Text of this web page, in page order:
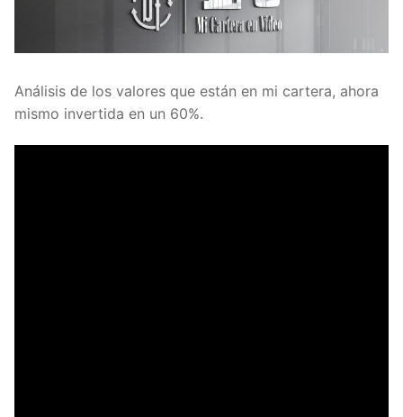
Análisis de los valores que están en mi cartera, ahora
mismo invertida en un 60%.